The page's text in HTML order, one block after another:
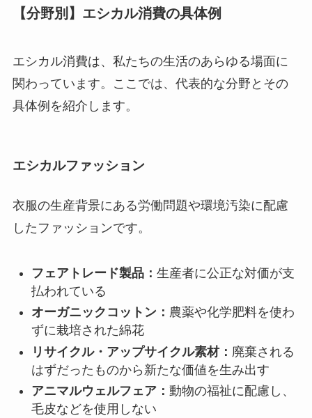
【分野別】エシカル消費の具体例
エシカル消費は、私たちの生活のあらゆる場面に
関わっています。ここでは、代表的な分野とその
具体例を紹介します。
エシカルファッション
衣服の生産背景にある労働問題や環境汚染に配慮
したファッションです。
フェアトレード製品： 生産者に公正な対価が支
払われている
オーガニックコットン： 農薬や化学肥料を使わ
ずに栽培された綿花
リサイクル・アップサイクル素材： 廃棄される
はずだったものから新たな価値を生み出す
アニマルウェルフェア： 動物の福祉に配慮し、
毛皮などを使用しない